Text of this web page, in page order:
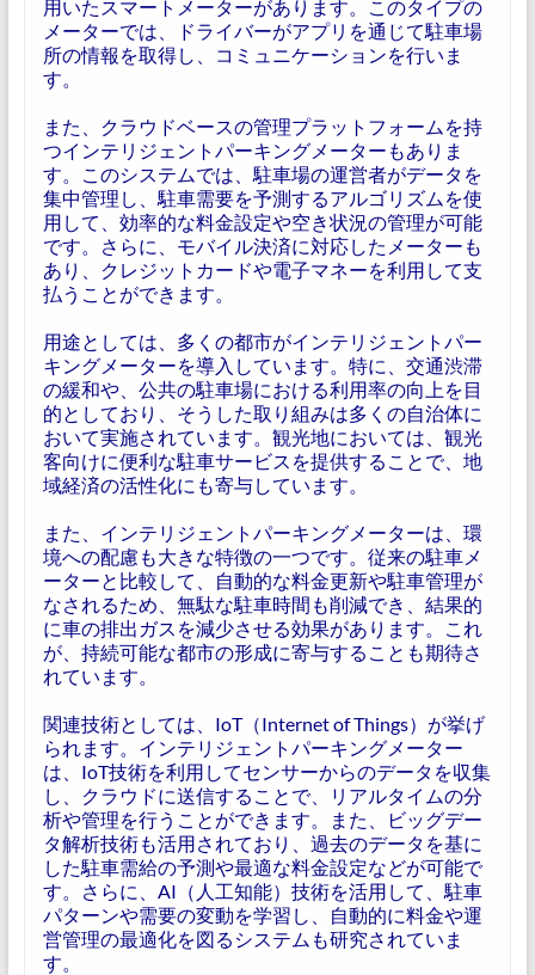
用いたスマートメーターがあります。このタイプの
メーターでは、ドライバーがアプリを通じて駐車場
所の情報を取得し、コミュニケーションを行いま
す。
また、クラウドベースの管理プラットフォームを持
つインテリジェントパーキングメーターもありま
す。このシステムでは、駐車場の運営者がデータを
集中管理し、駐車需要を予測するアルゴリズムを使
用して、効率的な料金設定や空き状況の管理が可能
です。さらに、モバイル決済に対応したメーターも
あり、クレジットカードや電子マネーを利用して支
払うことができます。
用途としては、多くの都市がインテリジェントパー
キングメーターを導入しています。特に、交通渋滞
の緩和や、公共の駐車場における利用率の向上を目
的としており、そうした取り組みは多くの自治体に
おいて実施されています。観光地においては、観光
客向けに便利な駐車サービスを提供することで、地
域経済の活性化にも寄与しています。
また、インテリジェントパーキングメーターは、環
境への配慮も大きな特徴の一つです。従来の駐車メ
ーターと比較して、自動的な料金更新や駐車管理が
なされるため、無駄な駐車時間も削減でき、結果的
に車の排出ガスを減少させる効果があります。これ
が、持続可能な都市の形成に寄与することも期待さ
れています。
関連技術としては、IoT（Internet of Things）が挙げ
られます。インテリジェントパーキングメーター
は、IoT技術を利用してセンサーからのデータを収集
し、クラウドに送信することで、リアルタイムの分
析や管理を行うことができます。また、ビッグデー
タ解析技術も活用されており、過去のデータを基に
した駐車需給の予測や最適な料金設定などが可能で
す。さらに、AI（人工知能）技術を活用して、駐車
パターンや需要の変動を学習し、自動的に料金や運
営管理の最適化を図るシステムも研究されていま
す。